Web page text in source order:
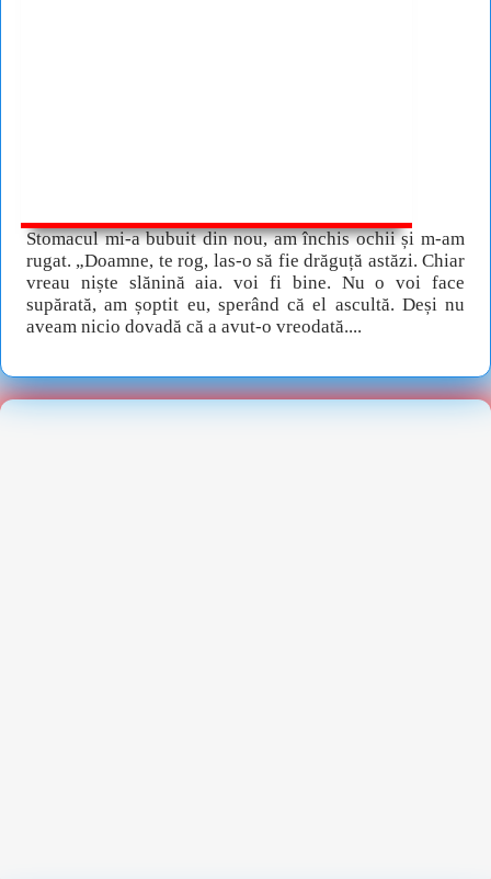
Stomacul mi-a bubuit din nou, am închis ochii și m-am
rugat. „Doamne, te rog, las-o să fie drăguță astăzi. Chiar
vreau niște slănină aia. voi fi bine. Nu o voi face
supărată, am șoptit eu, sperând că el ascultă. Deși nu
aveam nicio dovadă că a avut-o vreodată....